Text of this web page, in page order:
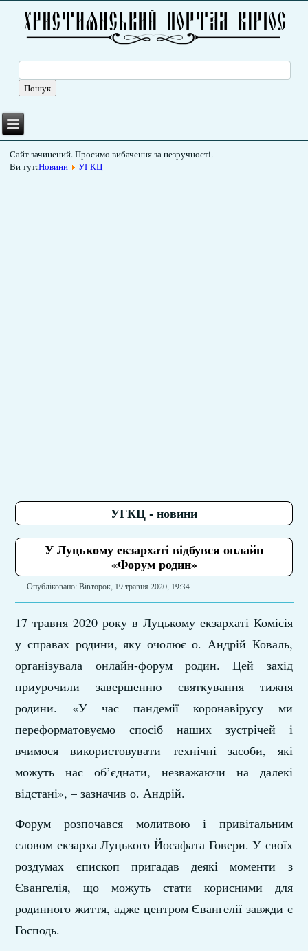
Сайт зачинений. Просимо вибачення за незручності.
Ви тут:Новини УГКЦ
УГКЦ - новини
У Луцькому екзархаті відбувся онлайн
«Форум родин»
Опубліковано: Вівторок, 19 травня 2020, 19:34
17 травня 2020 року в Луцькому екзархаті Комісія
у справах родини, яку очолює о. Андрій Коваль,
організувала онлайн-форум родин. Цей захід
приурочили завершенню святкування тижня
родини. «У час пандемії коронавірусу ми
переформатовуємо спосіб наших зустрічей і
вчимося використовувати технічні засоби, які
можуть нас об’єднати, незважаючи на далекі
відстані», – зазначив о. Андрій.
Форум розпочався молитвою і привітальним
словом екзарха Луцького Йосафата Говери. У своїх
роздумах єпископ пригадав деякі моменти з
Євангелія, що можуть стати корисними для
родинного життя, адже центром Євангелії завжди є
Господь.